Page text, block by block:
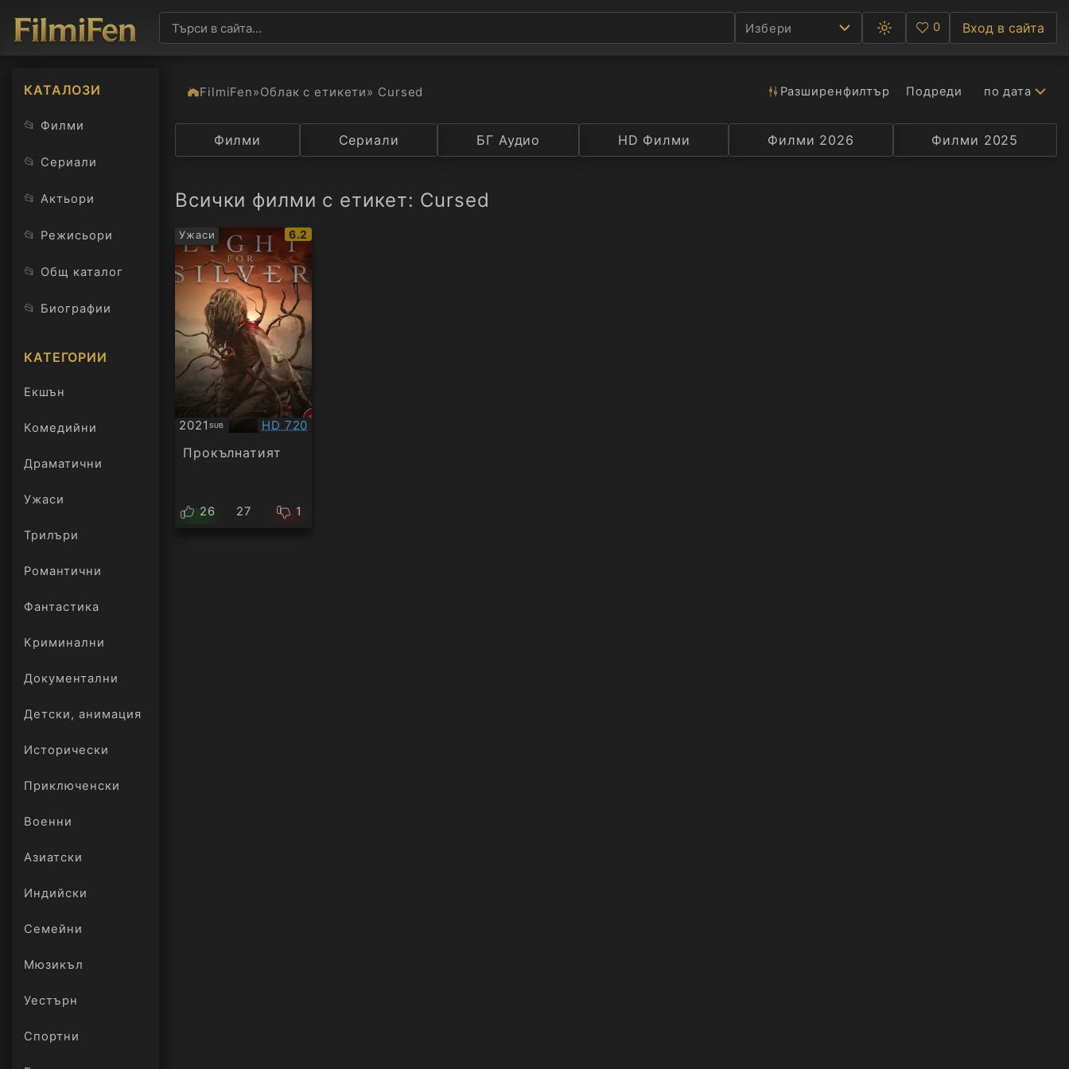
Избери
Превключване
между
светла
Любими
0 Вход в сайта
КАТАЛОЗИ
📂 Филми
📂 Сериали
📂 Актьори
📂 Режисьори
📂 Общ каталог
📂 Биографии
КАТЕГОРИИ
Екшън
Комедийни
Драматични
Ужаси
Трилъри
онлайн
Романтични
Фантастика
Криминални
Документални
Детски, анимация
Исторически
Приключенски
Военни
Азиатски
Индийски
Семейни
Мюзикъл
Уестърн
Спортни
FilmiFen»Облак с етикети» Cursed Разширенфилтър Подреди по дата
Категория Държава Рейтинг Селекция Превод Актьор
Филми Сериали БГ Аудио HD Филми Филми 2026 Филми 2025
Всички филми с етикет: Cursed
Ужаси
IMDb
рейтинг:
6.2
2021 SUB
Субтитри Качество:
HD 720
Прокълнатият
26 27 1